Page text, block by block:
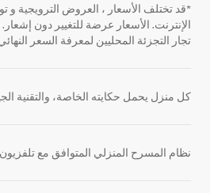
*قد تختلف الأسعار ، العروض الترويجية و
الإنترنت. الأسعار عرضة للتغيير دون
تجار التجزئة المحليين لمعرفة السعر